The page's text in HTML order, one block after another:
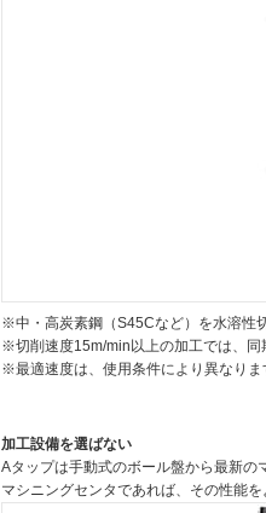
※中・高炭素鋼（S45Cなど）を水溶性
※切削速度15m/min以上の加工では、同
※最適速度は、使用条件により異なりま
加工設備を選ばない
Aタップは手動式のボール盤から最新の
マシニングセンタであれば、その性能を